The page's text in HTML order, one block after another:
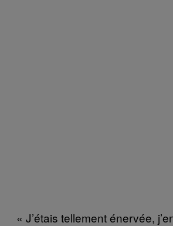
« J’étais tellement énervée,